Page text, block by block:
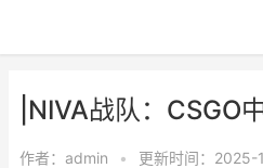
|NIVA战队：CSGO
作者： admin • 更新时间：2025-